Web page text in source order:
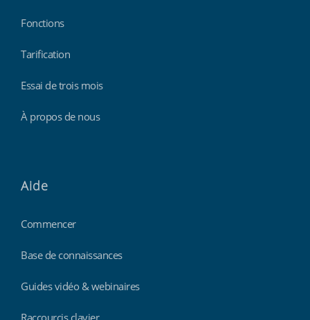
Fonctions
Tarification
Essai de trois mois
À propos de nous
Aide
Commencer
Base de connaissances
Guides vidéo & webinaires